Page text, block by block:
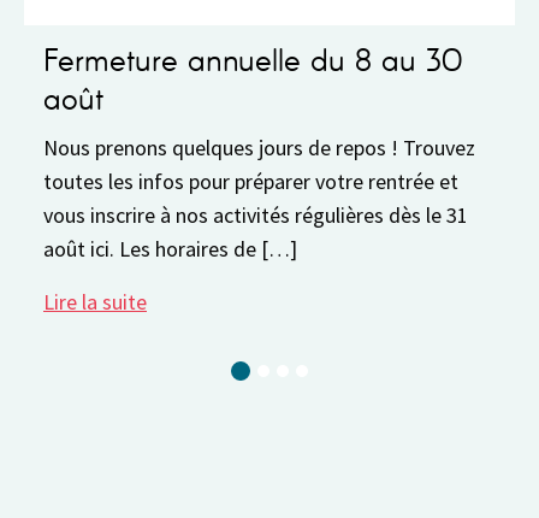
Fermeture annuelle du 8 au 30
août
Nous prenons quelques jours de repos ! Trouvez
toutes les infos pour préparer votre rentrée et
vous inscrire à nos activités régulières dès le 31
août ici. Les horaires de […]
Lire la suite
Current Slide